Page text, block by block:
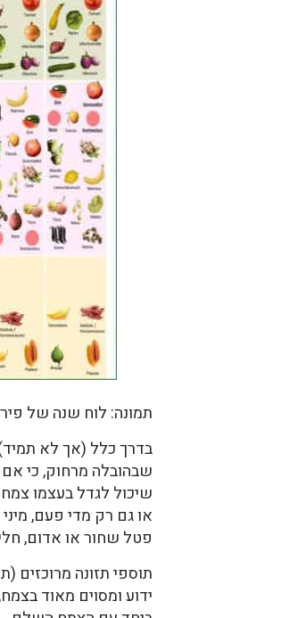
תמונה: לוח שנה של
בדרך כלל (אך לא תמיד),
שבהובלה מרחוק, כי אם
שיכול לגדל בעצמו
או גם רק מדי פעם, מיני
פטל שחור או אדום,
תוספי תזונה מרוכזים
ידוע ומסוים מאוד